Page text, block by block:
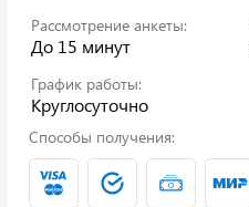
Рассмотрение анкеты:
До 15 минут
График работы:
Круглосуточно
Способы получения: